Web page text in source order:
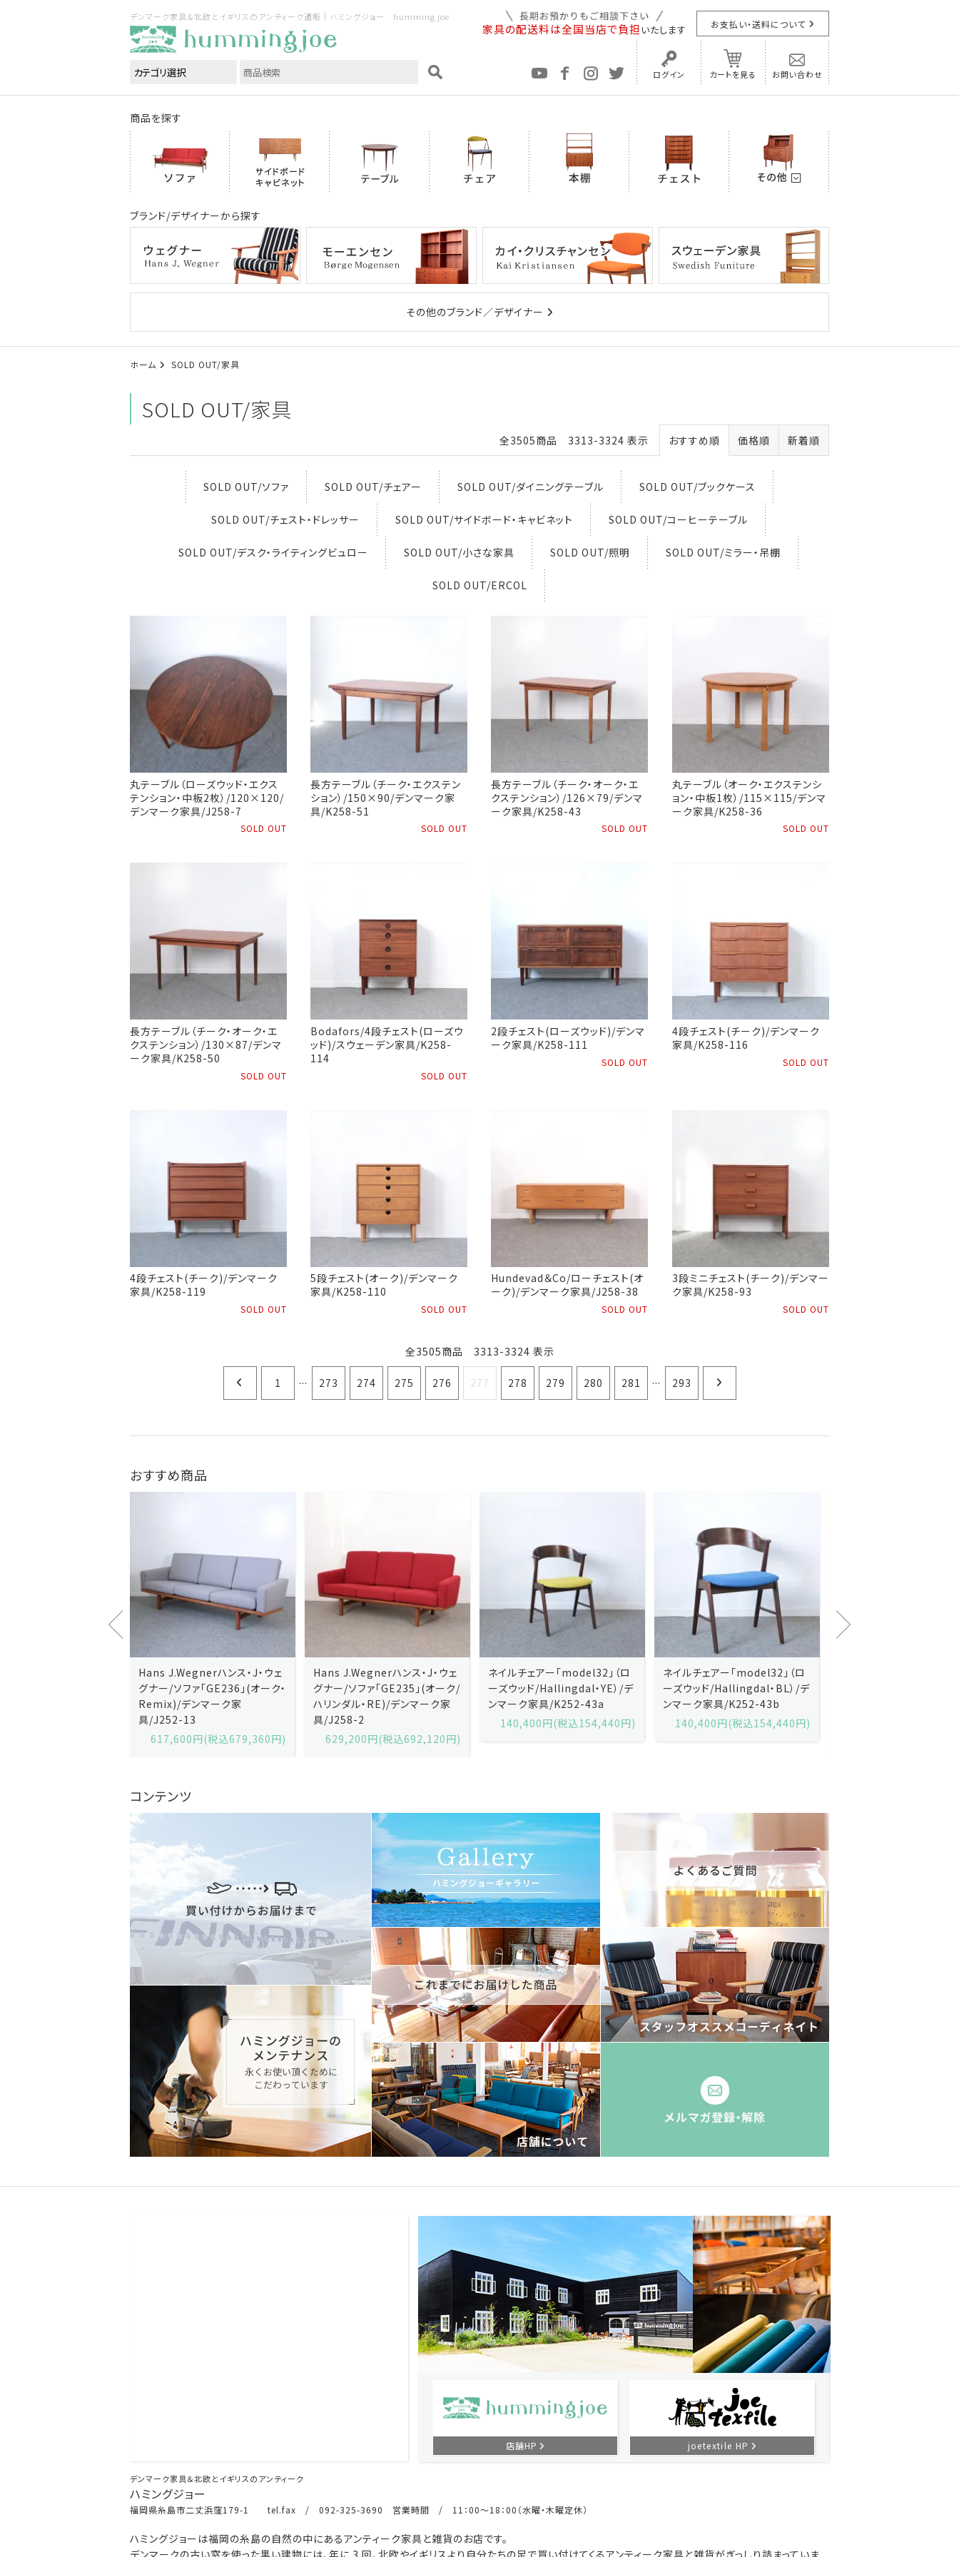
デンマーク家具＆北欧とイギリスのアンティーク通販｜ハミングジョー humming joe
家具の配送料は全国当店で負担 いたします お支払い・送料について
ログイン カートを見る お問い合わせ
商品を探す
ブランド/デザイナーから探す
その他のブランド／デザイナー
ホーム SOLD OUT/家具
SOLD OUT/家具
全3505商品 3313-3324 表示 おすすめ順 価格順 新着順
SOLD OUT/ソファ SOLD OUT/チェアー SOLD OUT/ダイニングテーブル SOLD OUT/ブックケース
SOLD OUT/チェスト・ドレッサー SOLD OUT/サイドボード・キャビネット SOLD OUT/コーヒーテーブル
SOLD OUT/デスク・ライティングビュロー SOLD OUT/小さな家具 SOLD OUT/照明 SOLD OUT/ミラー・吊棚
SOLD OUT/ERCOL
丸テーブル（ローズウッド・エクス
テンション・中板2枚）/120×120/
デンマーク家具/J258-7
SOLD OUT
長方テーブル（チーク・エクステン
ション）/150×90/デンマーク家
具/K258-51
SOLD OUT
長方テーブル（チーク・オーク・エ
クステンション）/126×79/デンマ
ーク家具/K258-43
SOLD OUT
丸テーブル（オーク・エクステンシ
ョン・中板1枚）/115×115/デンマ
ーク家具/K258-36
SOLD OUT
長方テーブル（チーク・オーク・エ
クステンション）/130×87/デンマ
ーク家具/K258-50
SOLD OUT
Bodafors/4段チェスト(ローズウ
ッド)/スウェーデン家具/K258-
114
SOLD OUT
2段チェスト(ローズウッド)/デンマ
ーク家具/K258-111
SOLD OUT
4段チェスト(チーク)/デンマーク
家具/K258-116
SOLD OUT
4段チェスト(チーク)/デンマーク
家具/K258-119
SOLD OUT
5段チェスト(オーク)/デンマーク
家具/K258-110
SOLD OUT
Hundevad＆Co/ローチェスト(オ
ーク)/デンマーク家具/J258-38
SOLD OUT
3段ミニチェスト(チーク)/デンマー
ク家具/K258-93
SOLD OUT
全3505商品 3313-3324 表示
1 ... 273 274 275 276 277 278 279 280 281 ... 293
おすすめ商品
Hans J.Wegnerハンス・J・ウェ
グナー/ソファ「GE235」(オーク/
ハリンダル・RE)/デンマーク家
具/J258-2
629,200円(税込692,120円)
ネイルチェアー「model32」（ロ
ーズウッド/Hallingdal・YE）/デ
ンマーク家具/K252-43a
140,400円(税込154,440円)
ネイルチェアー「model32」（ロ
ーズウッド/Hallingdal・BL）/デ
ンマーク家具/K252-43b
140,400円(税込154,440円)
Kai Kristiansenカイ・クリスチ
ャンセン/ダイニングチェアー
「No.42」（ローズウッド・レザー
黒）/デンマーク家具/J252-57j
コンテンツ
店舗HP joetextile HP
デンマーク家具＆北欧とイギリスのアンティーク
ハミングジョー
福岡県糸島市二丈浜窪179-1 tel.fax / 092-325-3690 営業時間 / 11：00～18：00（水曜・木曜定休）
ハミングジョーは福岡の糸島の自然の中にあるアンティーク家具と雑貨のお店です。
デンマークの古い窓を使った黒い建物には、年に 3 回、北欧やイギリスより自分たちの足で買い付けてくるアンティーク家具と雑貨がぎっしり詰まっていま